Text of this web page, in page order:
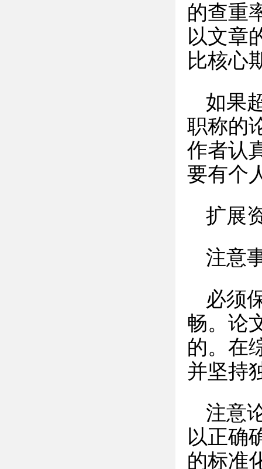
的查重
以文章
比核心
如果
职称的
作者认
要有个
扩展
注意
必须
畅。论
的。在
并坚持
注意
以正确
的标准